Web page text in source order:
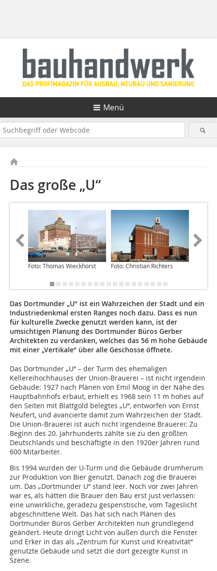
Menü
Das große „U“
Foto: Thomas Wieckhorst Foto: Christian Richters
Das Dortmunder „U“ ist ein Wahrzeichen der Stadt und ein
Industriedenkmal ersten Ranges noch dazu. Dass es nun
für kulturelle Zwecke genutzt werden kann, ist der
umsichtigen Planung des Dortmunder Büros Gerber
Architekten zu verdanken, welches das 56 m hohe Gebäude
mit einer „Vertikale“ über alle Geschosse öffnete.
Das Dortmunder „U“ – der Turm des ehemaligen
Kellereihochhauses der Union-Brauerei – ist nicht irgendein
Gebäude: 1927 nach Plänen von Emil Moog in der Nähe des
Hauptbahnhofs erbaut, erhielt es 1968 sein 11 m hohes auf
den Seiten mit Blattgold belegtes „U“, entworfen von Ernst
Neufert, und avancierte damit zum Wahrzeichen der Stadt.
Die Union-Brauerei ist auch nicht irgendeine Brauerei: Zu
Beginn des 20. Jahrhunderts zählte sie zu den größten
Deutschlands und beschäftigte in den 1920er Jahren rund
600 Mitarbeiter.
Bis 1994 wurden der U-Turm und die Gebäude drumherum
zur Produktion von Bier genutzt. Danach zog die Brauerei
um. Das „Dortmunder U“ stand leer. Noch vor zwei Jahren
war es, als hätten die Brauer den Bau erst just verlassen:
eine unwirkliche, geradezu gespenstische, vom Tageslicht
abgeschnittene Welt. Das hat sich nach Plänen des
Dortmunder Büros Gerber Architekten nun grundlegend
geändert. Heute dringt Licht von außen durch die Fenster
und Erker in das als „Zentrum für Kunst und Kreativität“
genutzte Gebäude und setzt die dort gezeigte Kunst in
Szene.